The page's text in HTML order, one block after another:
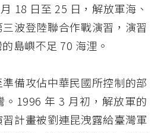
18 日至 25 日，解放軍海、
波登陸聯合作戰演習，演習
島嶼不足 70 海浬。
備攻佔中華民國所控制的部
1996 年 3 月初，解放軍的
習計畫被劉連昆洩露給臺灣軍